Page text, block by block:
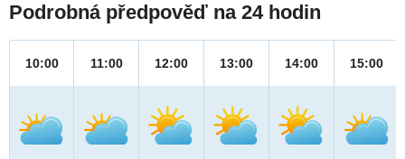
Podrobná předpověď na 24 hodin
10:00 11:00 12:00 13:00 14:00 15:00